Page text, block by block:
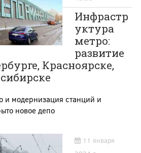
Инфрастр
уктура
метро:
развитие
Красноярске,
и модернизация станций и
новое депо
11 января